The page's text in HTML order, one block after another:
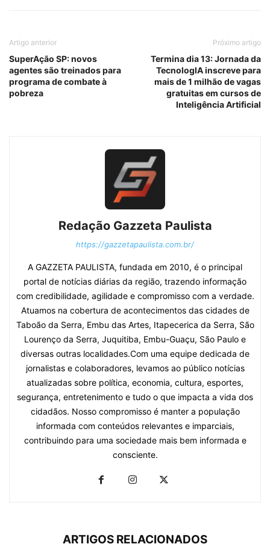
Artigo anterior
SuperAção SP: novos
agentes são treinados para
programa de combate à
pobreza
Próximo artigo
Termina dia 13: Jornada da
TecnologIA inscreve para
mais de 1 milhão de vagas
gratuitas em cursos de
Inteligência Artificial
Redação Gazzeta Paulista
https://gazzetapaulista.com.br/
A GAZZETA PAULISTA, fundada em 2010, é o principal
portal de notícias diárias da região, trazendo informação
com credibilidade, agilidade e compromisso com a verdade.
Atuamos na cobertura de acontecimentos das cidades de
Taboão da Serra, Embu das Artes, Itapecerica da Serra, São
Lourenço da Serra, Juquitiba, Embu-Guaçu, São Paulo e
diversas outras localidades.Com uma equipe dedicada de
jornalistas e colaboradores, levamos ao público notícias
atualizadas sobre política, economia, cultura, esportes,
segurança, entretenimento e tudo o que impacta a vida dos
cidadãos. Nosso compromisso é manter a população
informada com conteúdos relevantes e imparciais,
contribuindo para uma sociedade mais bem informada e
consciente.
ARTIGOS RELACIONADOS